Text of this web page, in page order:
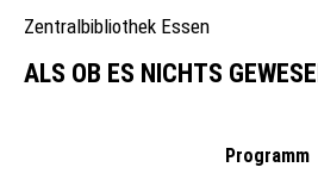
Zentralbibliothek Essen
ALS OB ES NICHTS
Programm